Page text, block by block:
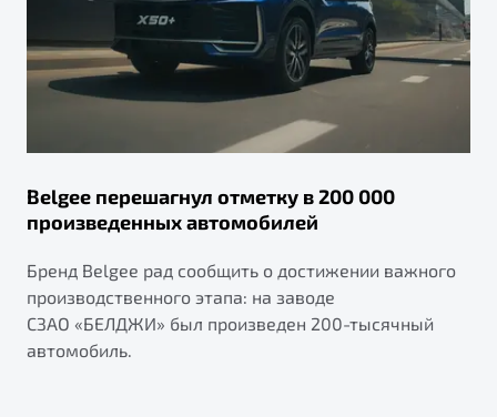
Belgee перешагнул отметку в 200 000
произведенных автомобилей
Бренд Belgee рад сообщить о достижении важного
производственного этапа: на заводе
СЗАО «БЕЛДЖИ» был произведен 200-тысячный
автомобиль.